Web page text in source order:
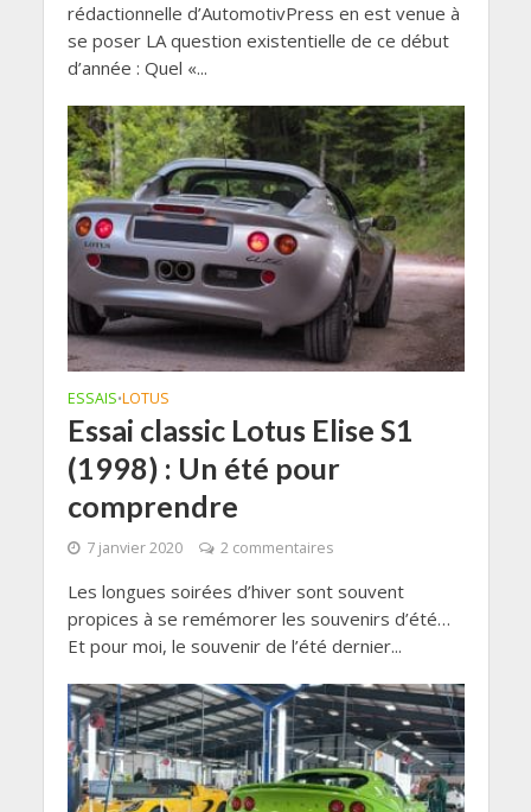
rédactionnelle d’AutomotivPress en est venue à
se poser LA question existentielle de ce début
d’année : Quel «...
ESSAIS•LOTUS
Essai classic Lotus Elise S1
(1998) : Un été pour
comprendre
7 janvier 2020 2 commentaires
Les longues soirées d’hiver sont souvent
propices à se remémorer les souvenirs d’été…
Et pour moi, le souvenir de l’été dernier...